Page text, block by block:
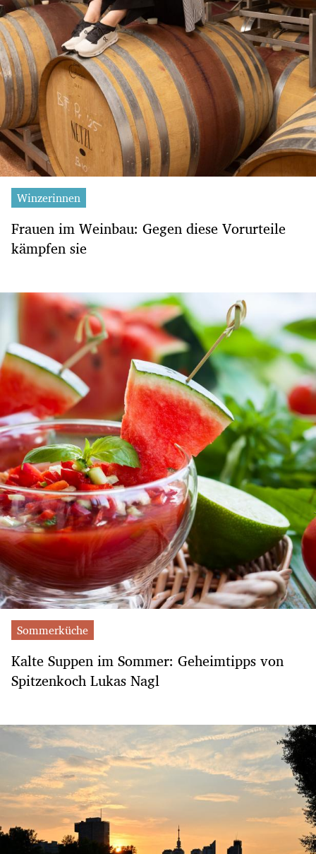
Winzerinnen
Frauen im Weinbau: Gegen diese Vorurteile
kämpfen sie
Sommerküche
Kalte Suppen im Sommer: Geheimtipps von
Spitzenkoch Lukas Nagl